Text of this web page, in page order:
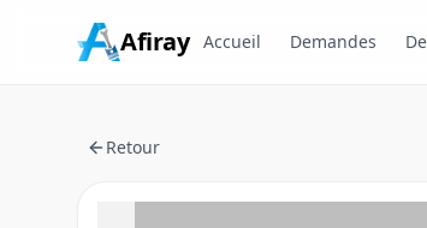
Afiray Accueil Demandes
Retour